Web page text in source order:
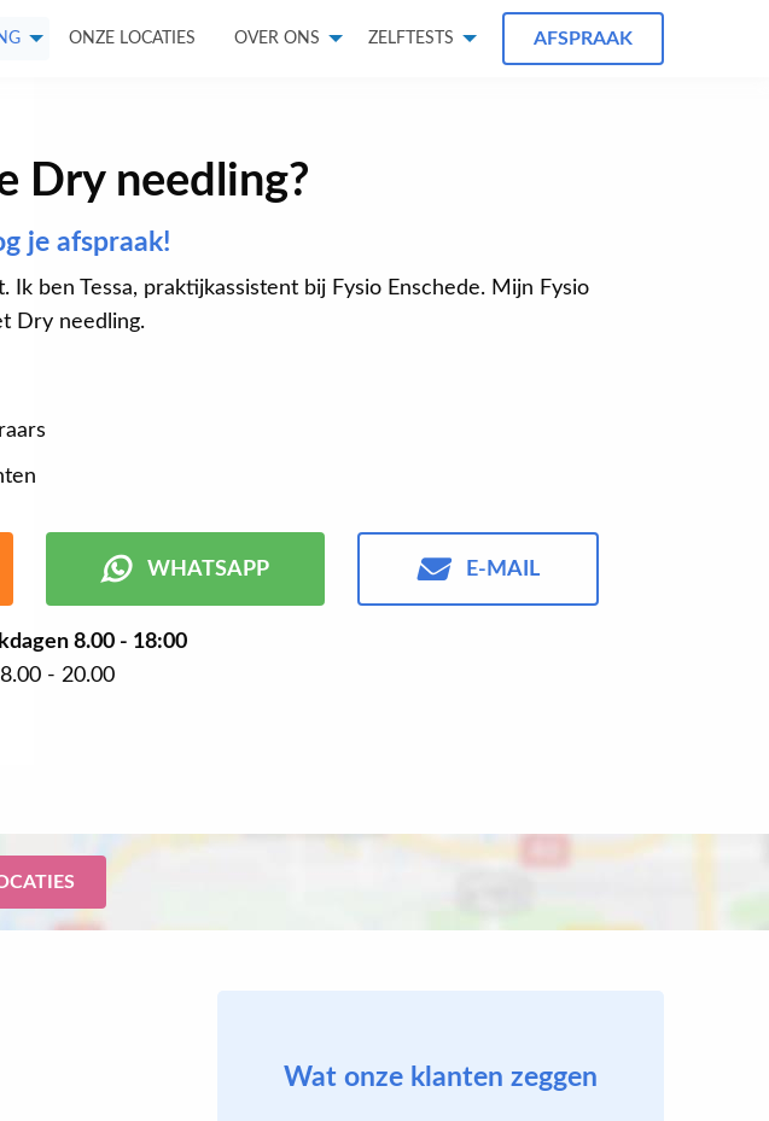
ONZE LOCATIES OVER ONS ZELFTESTS AFSPRAAK
Dry needling?
je afspraak!
ben Tessa, praktijkassistent bij Fysio Enschede. Mijn Fysio
Dry needling.
WHATSAPP E-MAIL
8.00 - 18:00
- 20.00
Wat onze klanten zeggen